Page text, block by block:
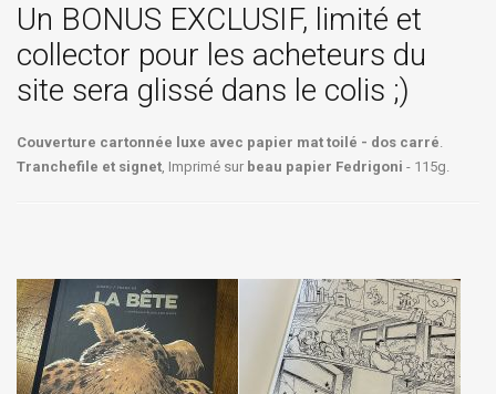
Un BONUS EXCLUSIF, limité et
collector pour les acheteurs du
site sera glissé dans le colis ;)
Couverture cartonnée luxe avec papier mat toilé - dos carré.
Tranchefile et signet, Imprimé sur beau papier Fedrigoni - 115g.